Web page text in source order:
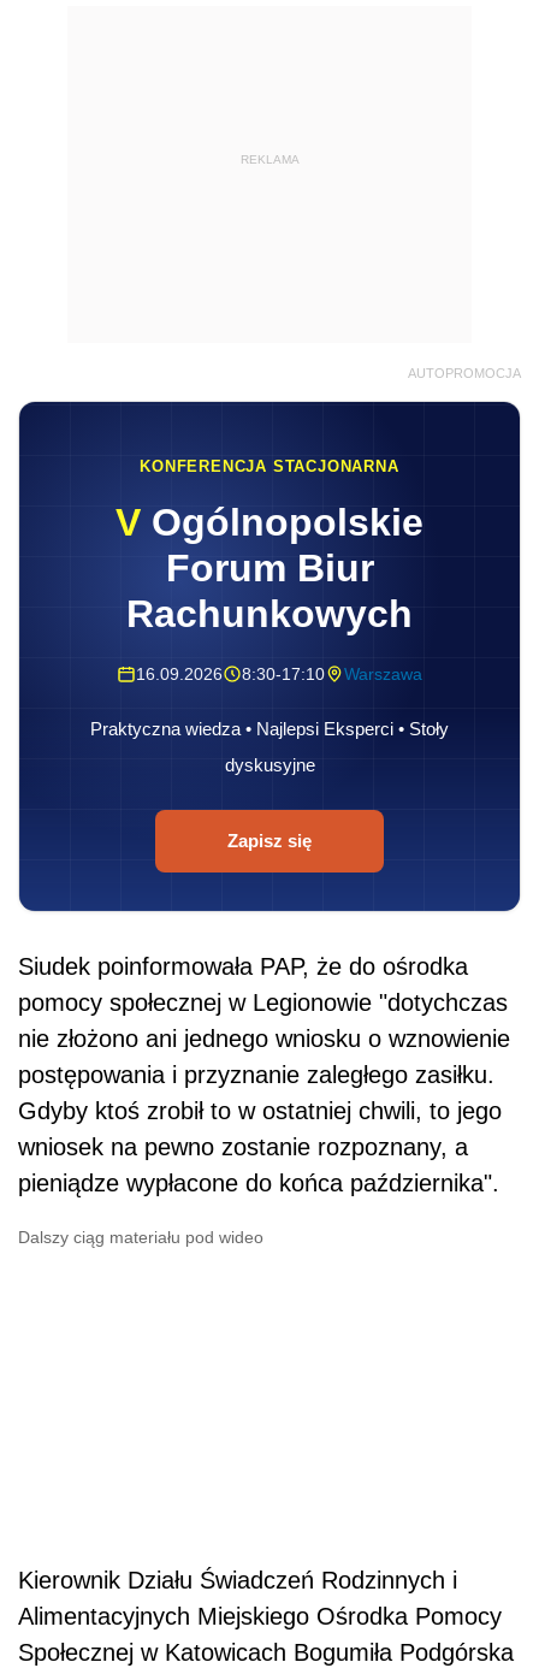
REKLAMA
AUTOPROMOCJA
KONFERENCJA STACJONARNA
V Ogólnopolskie
Forum Biur
Rachunkowych
16.09.2026 8:30-17:10 Warszawa
Praktyczna wiedza • Najlepsi Eksperci • Stoły
dyskusyjne
Zapisz się
Siudek poinformowała PAP, że do ośrodka
pomocy społecznej w Legionowie "dotychczas
nie złożono ani jednego wniosku o wznowienie
postępowania i przyznanie zaległego zasiłku.
Gdyby ktoś zrobił to w ostatniej chwili, to jego
wniosek na pewno zostanie rozpoznany, a
pieniądze wypłacone do końca października".
Dalszy ciąg materiału pod wideo
Kierownik Działu Świadczeń Rodzinnych i
Alimentacyjnych Miejskiego Ośrodka Pomocy
Społecznej w Katowicach Bogumiła Podgórska